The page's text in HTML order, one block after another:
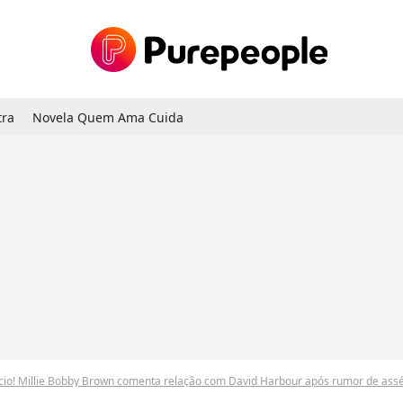
Novela Quem Ama Cuida
Millie Bobby Brown comenta relação com David Harbour após rumor de